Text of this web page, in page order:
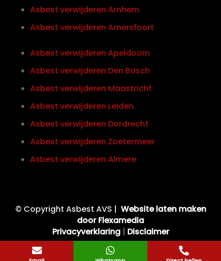
Asbest verwijderen Arnhem
Asbest verwijderen Amersfoort
Asbest verwijderen Apeldoorn
Asbest verwijderen Den Bosch
Asbest verwijderen Maastricht
Asbest verwijderen Leiden
Asbest verwijderen Dordrecht
Asbest verwijderen Zoetermeer
Asbest verwijderen Almere
© Copyright Asbest AVS | Website laten maken
door Flexamedia
Privacyverklaring| Disclaimer
  